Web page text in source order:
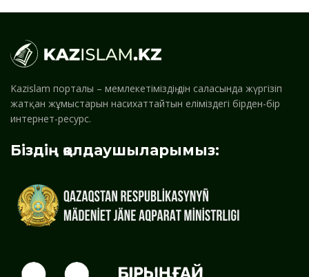
Kazislam порталы – мемлекетіміздің дін саласында жүргізіп
жатқан жұмыстарын насихаттайтын еліміздегі бірден-бір
интернет-ресурс.
Біздің қолдаушыларымыз: